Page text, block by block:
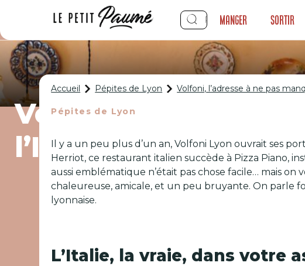
Manger Sortir
Volfoni, l’adresse
l’Italie tout l’été !
Accueil Pépites de Lyon Volfoni, l’adresse à ne pas
Pépites de Lyon
Il y a un peu plus d’un an, Volfoni Lyon ouvrait ses
Herriot, ce restaurant italien succède à Pizza Piano,
aussi emblématique n’était pas chose facile… mais on
chaleureuse, amicale, et un peu bruyante. On parle
lyonnaise.
L’Italie, la vraie, dans votre